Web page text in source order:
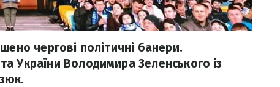
чергові політичні банери.
України Володимира Зеленського із